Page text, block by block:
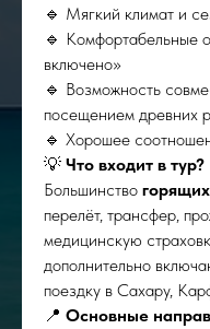
🔹 Мягкий климат и
🔹 Комфортабельные
включено»
🔹 Возможность
посещением древних
🔹 Хорошее
💡 Что входит в тур?
Большинство
перелёт, трансфер,
медицинскую
дополнительно
поездку в Сахару,
📍 Основные